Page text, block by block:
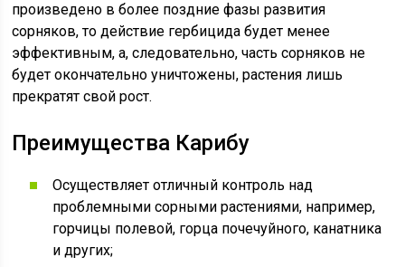
произведено в более поздние фазы развития
сорняков, то действие гербицида будет менее
эффективным, а, следовательно, часть сорняков не
будет окончательно уничтожены, растения лишь
прекратят свой рост.
Преимущества Карибу
Осуществляет отличный контроль над
проблемными сорными растениями, например,
горчицы полевой, горца почечуйного, канатника
и других;